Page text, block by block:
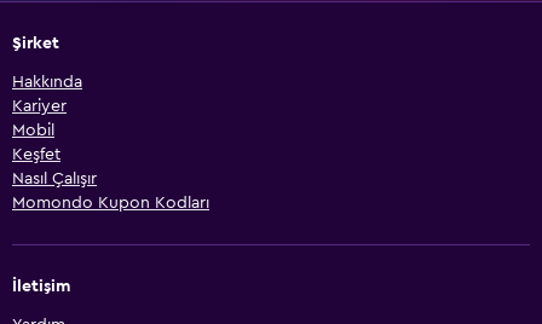
Şirket
Hakkında
Kariyer
Mobil
Keşfet
Nasıl Çalışır
Momondo Kupon Kodları
İletişim